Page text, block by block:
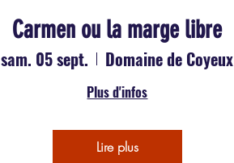
Carmen ou la marge libre
sam. 05 sept. Domaine de Coyeux
Plus d'infos
Lire plus